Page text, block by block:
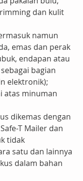
dan kulit
namun
emas dan perak
endapan atau
bagian
elektronik);
atas minuman
dikemas dengan
T Mailer dan
tidak
satu dan lainnya
dalam bahan